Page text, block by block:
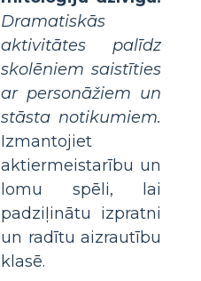
Dramatiskās
aktivitātes palīdz
skolēniem saistīties
ar personāžiem un
stāsta notikumiem.
Izmantojiet
aktiermeistarību un
lomu spēli, lai
padziļinātu izpratni
un radītu aizrautību
klasē.